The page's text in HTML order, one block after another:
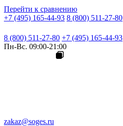
Перейти к сравнению
+7 (495) 165-44-93 8 (800) 511-27-80
8 (800) 511-27-80 +7 (495) 165-44-93
Пн-Вс. 09:00-21:00
zakaz@soges.ru